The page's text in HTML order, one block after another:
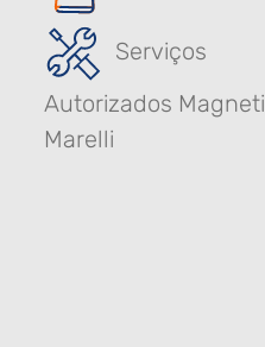
Serviços
Autorizados Magneti
Marelli